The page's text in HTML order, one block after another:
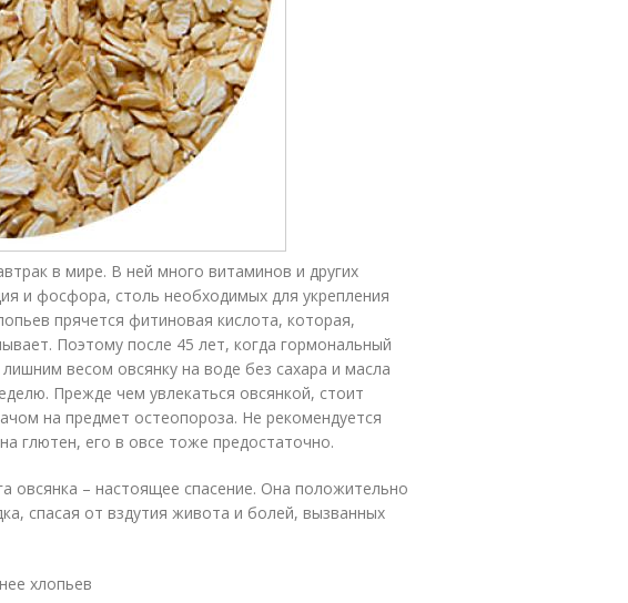
в мире. В ней много витаминов и других
и фосфора, столь необходимых для укрепления
прячется фитиновая кислота, которая,
Поэтому после 45 лет, когда гормональный
весом овсянку на воде без сахара и масла
Прежде чем увлекаться овсянкой, стоит
на предмет остеопороза. Не рекомендуется
глютен, его в овсе тоже предостаточно.
овсянка – настоящее спасение. Она положительно
спасая от вздутия живота и болей, вызванных
хлопьев